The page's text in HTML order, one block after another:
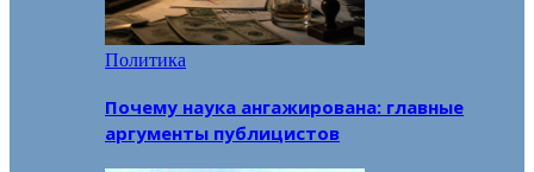
Политика
Почему наука ангажирована: главные
аргументы публицистов